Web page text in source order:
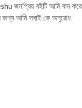
জনপ্রিয় বইটি আমি কম করে
জন্য আমি সবাই কে অনুরোধ